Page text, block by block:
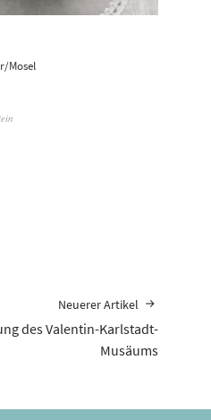
Mosel
Neuerer Artikel
des Valentin-Karlstadt-
Musäums